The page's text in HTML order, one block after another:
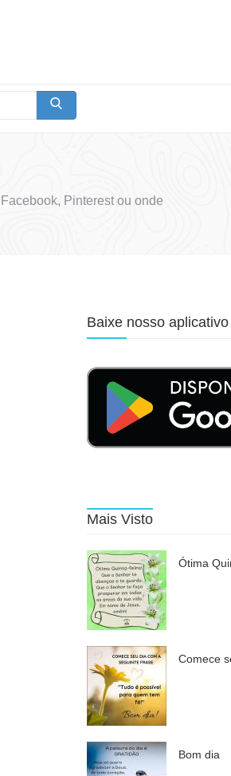
Pinterest ou onde
Baixe nosso aplicativo
Mais Visto
Ótima
Comece
Bom dia